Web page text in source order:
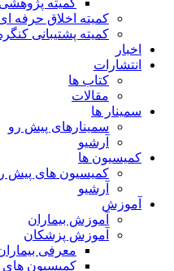
کمیته
کمیته اخلاق حرفه
کمیته پشتیبانی
اخبار
انتشارات
کتاب ها
مقالات
سمینار ها
سمینارهای پیش رو
آرشیو
کمیسیون ها
کمیسیون های پیش
آرشیو
آموزش
آموزش بیماران
آموزش پزشکان
معرفی
کمیسیون های